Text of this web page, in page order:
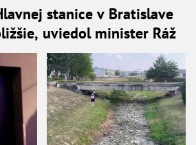
stanice v Bratislave
uviedol minister Ráž